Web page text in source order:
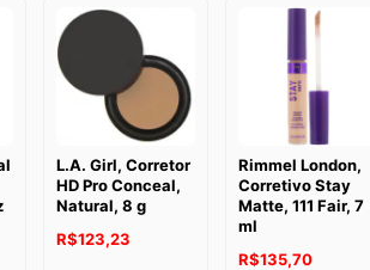
L.A. Girl, Corretor
HD Pro Conceal,
Natural, 8 g
R$123,23
Rimmel London,
Corretivo Stay
Matte, 111 Fair, 7
ml
R$135,70